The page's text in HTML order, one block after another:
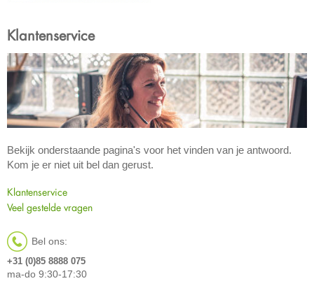
Klantenservice
Bekijk onderstaande pagina's voor het vinden van je antwoord.
Kom je er niet uit bel dan gerust.
Klantenservice
Veel gestelde vragen
Bel ons:
+31 (0)85 8888 075
ma-do 9:30-17:30